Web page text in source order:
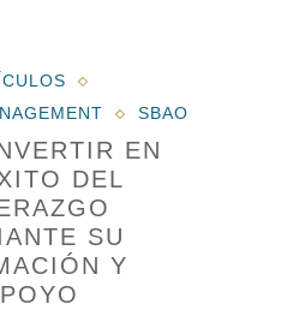
SBAO
EN
DEL
SU
Y